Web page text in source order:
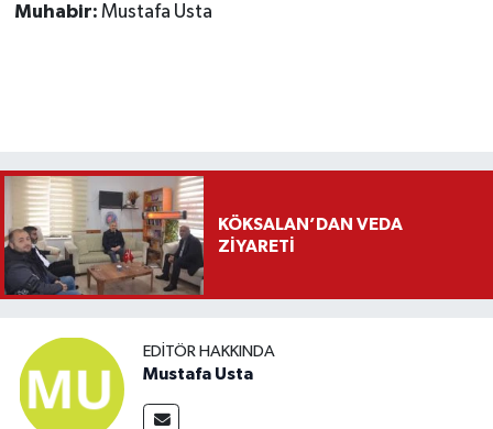
Muhabir: Mustafa Usta
KÖKSALAN’DAN VEDA
ZİYARETİ
EDITÖR HAKKINDA
Mustafa Usta